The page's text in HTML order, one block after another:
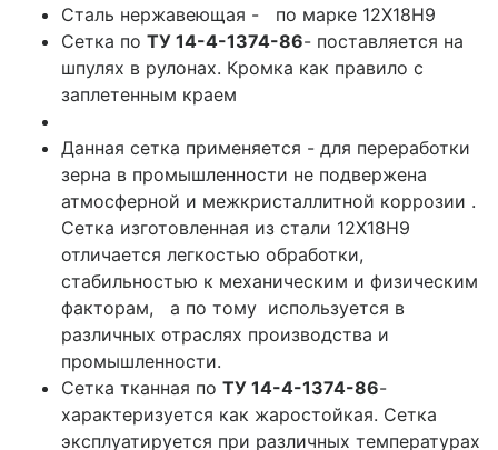
Сталь нержавеющая - по марке 12Х18Н9
Сетка по ТУ 14-4-1374-86- поставляется на
шпулях в рулонах. Кромка как правило с
заплетенным краем
Данная сетка применяется - для переработки
зерна в промышленности не подвержена
атмосферной и межкристаллитной коррозии .
Сетка изготовленная из стали 12Х18Н9
отличается легкостью обработки,
стабильностью к механическим и физическим
факторам, а по тому используется в
различных отраслях производства и
промышленности.
Сетка тканная по ТУ 14-4-1374-86-
характеризуется как жаростойкая. Сетка
эксплуатируется при различных температурах